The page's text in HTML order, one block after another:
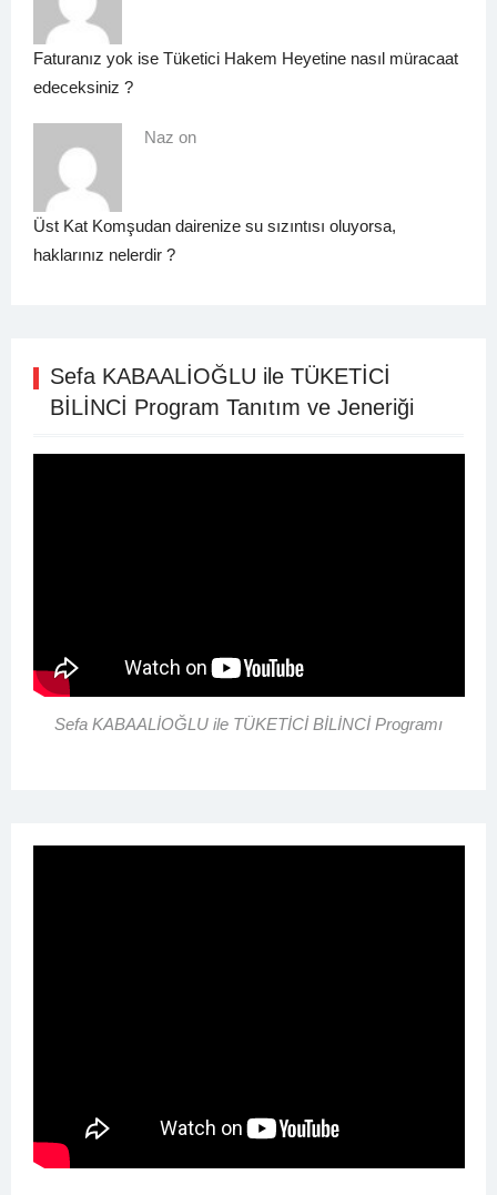
Faturanız yok ise Tüketici Hakem Heyetine nasıl müracaat
edeceksiniz ?
Naz on
Üst Kat Komşudan dairenize su sızıntısı oluyorsa,
haklarınız nelerdir ?
Sefa KABAALİOĞLU ile TÜKETİCİ
BİLİNCİ Program Tanıtım ve Jeneriği
Sefa KABAALİOĞLU ile TÜKETİCİ BİLİNCİ Programı